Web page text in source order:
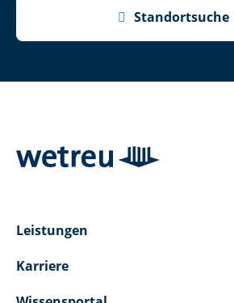
 Standortsuche
Leistungen
Karriere